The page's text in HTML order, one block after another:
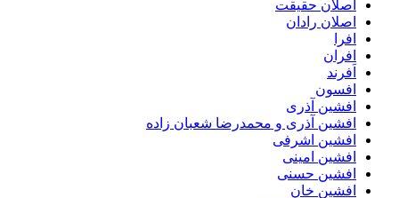
اصلان حقیقت
اصلان رادان
افرا
افران
اَفرند
افسون
افشین آذری
افشین آذری و محمدرضا شعبان زاده
افشین اشرفی
افشین امینی
افشین حسنی
افشین خان